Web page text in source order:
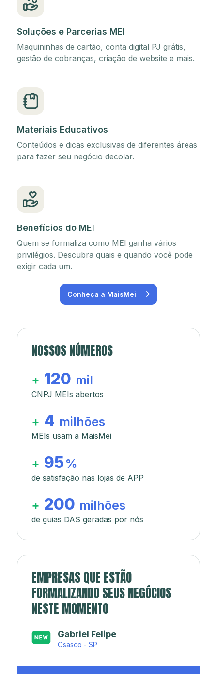
Soluções e Parcerias MEI
Maquininhas de cartão, conta digital PJ grátis,
gestão de cobranças, criação de website e mais.
Materiais Educativos
Conteúdos e dicas exclusivas de diferentes áreas
para fazer seu negócio decolar.
Benefícios do MEI
Quem se formaliza como MEI ganha vários
privilégios. Descubra quais e quando você pode
exigir cada um.
Conheça a MaisMei
NOSSOS NÚMEROS
+ 120 mil
CNPJ MEIs abertos
+ 4 milhões
MEIs usam a MaisMei
+ 95 %
de satisfação nas lojas de APP
+ 200 milhões
de guias DAS geradas por nós
EMPRESAS QUE ESTÃO
FORMALIZANDO SEUS NEGÓCIOS
NESTE MOMENTO
Japa’s açaí e sorveteria
Rio de Janeiro - RJ